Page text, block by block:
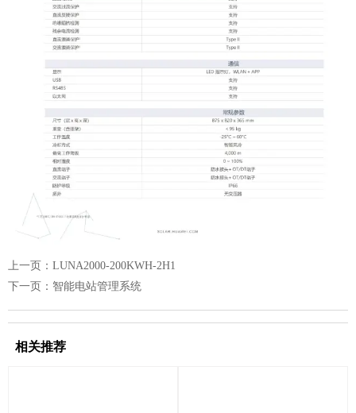
上一页： LUNA2000-200KWH-2H1
下一页： 智能电站管理系统
相关推荐